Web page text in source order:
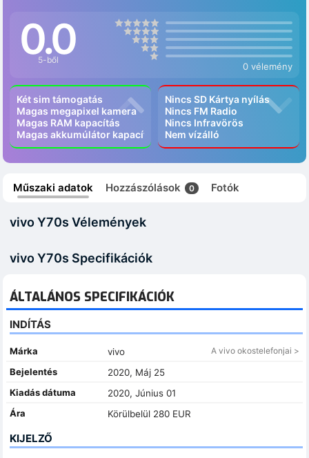
0.0
5-ből
0 vélemény
Két sim támogatás
Magas megapixel kamera
Magas RAM kapacítás
Magas akkumúlátor kapacítás
Nincs SD Kártya nyílás
Nincs FM Radio
Nincs Infravörös
Nem vízálló
Műszaki adatok Hozzászólások 0 Fotók
vivo Y70s Vélemények
vivo Y70s Specifikációk
ÁLTALÁNOS SPECIFIKÁCIÓK
INDÍTÁS
Márka vivo A vivo okostelefonjai >
Bejelentés
2020, Máj 25
Kiadás dátuma
2020, Június 01
Ára
Körülbelül 280 EUR
KIJELZŐ